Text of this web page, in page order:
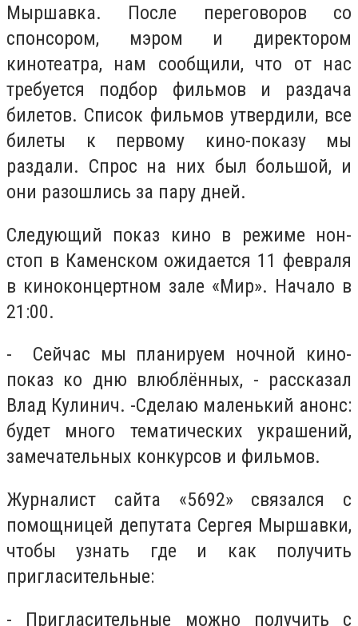
Мыршавка. После переговоров со
спонсором, мэром и директором
кинотеатра, нам сообщили, что от нас
требуется подбор фильмов и раздача
билетов. Список фильмов утвердили, все
билеты к первому кино-показу мы
раздали. Спрос на них был большой, и
они разошлись за пару дней.
Следующий показ кино в режиме нон-
стоп в Каменском ожидается 11 февраля
в киноконцертном зале «Мир». Начало в
21:00.
- Сейчас мы планируем ночной кино-
показ ко дню влюблённых, - рассказал
Влад Кулинич. -Сделаю маленький анонс:
будет много тематических украшений,
замечательных конкурсов и фильмов.
Журналист сайта «5692» связался с
помощницей депутата Сергея Мыршавки,
чтобы узнать где и как получить
пригласительные:
- Пригласительные можно получить с